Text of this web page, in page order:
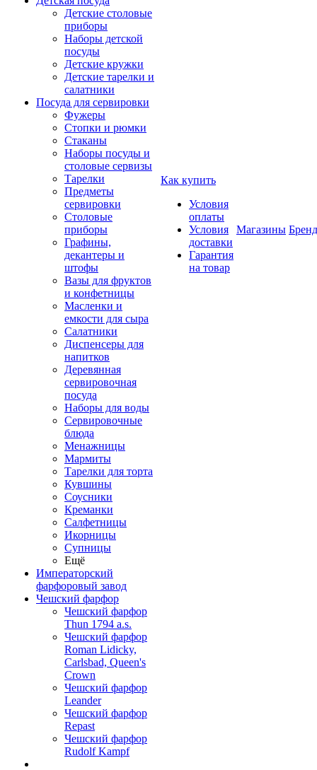
Детские столовые
приборы
Наборы детской
посуды
Детские кружки
Детские тарелки и
салатники
Посуда для сервировки
Фужеры
Стопки и рюмки
Стаканы
Наборы посуды и
столовые сервизы
Тарелки
Предметы
сервировки
Столовые
приборы
Графины,
декантеры и
штофы
Вазы для фруктов
и конфетницы
Масленки и
емкости для сыра
Салатники
Диспенсеры для
напитков
Деревянная
сервировочная
посуда
Наборы для воды
Сервировочные
блюда
Менажницы
Мармиты
Тарелки для торта
Кувшины
Соусники
Креманки
Салфетницы
Икорницы
Супницы
Ещё
Императорский
фарфоровый завод
Чешский фарфор
Чешский фарфор
Thun 1794 a.s.
Чешский фарфор
Roman Lidicky,
Carlsbad, Queen's
Crown
Чешский фарфор
Leander
Чешский фарфор
Repast
Чешский фарфор
Rudolf Kampf
Как купить
Условия
оплаты
Условия
доставки
Гарантия
на товар
Магазины